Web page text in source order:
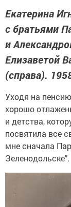
Екатерина
с братьями
и
Елизаветой
(справа).
Уходя на
хорошо
и детства,
посвятила все
мне сначала
Зеленодольске".